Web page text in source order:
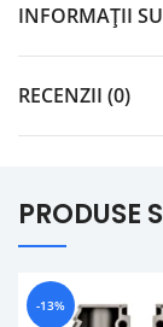
INFORMAȚII
RECENZII (0)
PRODUSE
-13%